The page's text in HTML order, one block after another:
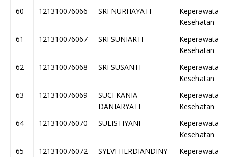
60
121310076066 SRI NURHAYATI
Keperawatan
Kesehatan
61
121310076067 SRI SUNIARTI
Keperawatan
Kesehatan
62
121310076068 SRI SUSANTI
Keperawatan
Kesehatan
63
121310076069
SUCI KANIA
DANIARYATI
Keperawatan
Kesehatan
64
121310076070 SULISTIYANI
Keperawatan
Kesehatan
65
121310076072 SYLVI HERDIANDINY
Keperawatan